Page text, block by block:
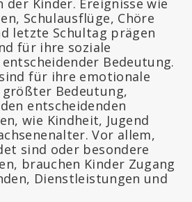
Schulausflüge, Chöre
letzte Schultag prägen
für ihre soziale
Bedeutung.
für ihre emotionale
Bedeutung,
entscheidenden
wie Kindheit, Jugend
Vor allem,
sind oder besondere
brauchen Kinder Zugang
Dienstleistungen und